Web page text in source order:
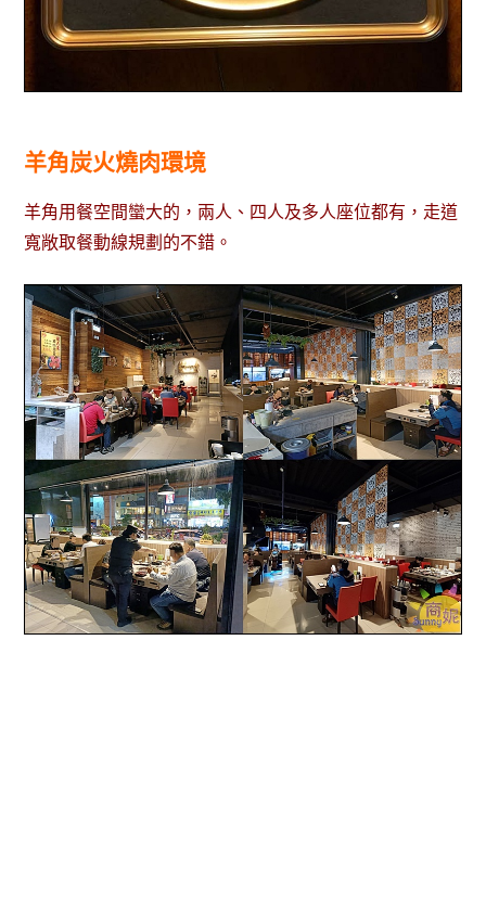
羊角炭火燒肉環境
羊角用餐空間蠻大的，兩人、四人及多人座位都有，走道
寬敞取餐動線規劃的不錯。